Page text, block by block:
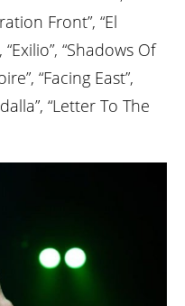
Front”, “El
“Shadows Of
“Facing East”,
“Letter To The